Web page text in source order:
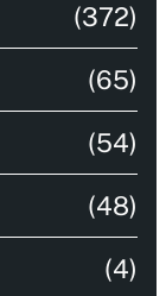
(372)
(65)
(54)
(48)
(4)